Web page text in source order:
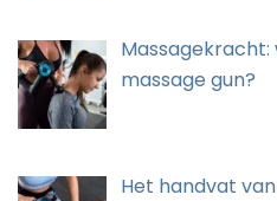
massage gun?
Het handvat